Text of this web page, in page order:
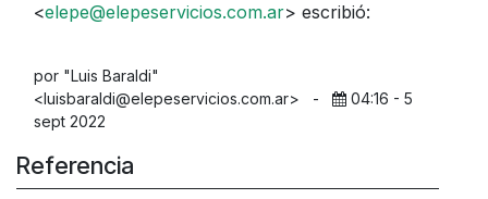
<elepe@elepeservicios.com.ar> escribió:
por "Luis Baraldi"
<luisbaraldi@elepeservicios.com.ar>
-
04:16 - 5
sept 2022
Referencia